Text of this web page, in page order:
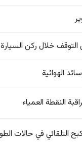
خلال ركن السيارة
الهوائية
النقطة العمياء
التلقائي في حالات